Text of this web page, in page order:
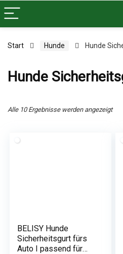
Start Hunde Hunde
Hunde
Alle 10 Ergebnisse werden angezeigt
BELISY Hunde
Sicherheitsgurt fürs
Auto I passend für